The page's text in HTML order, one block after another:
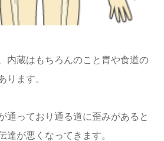
内蔵はもちろんのこと胃や食道の
ります。
通っており通る道に歪みがあると
達が悪くなってきます。